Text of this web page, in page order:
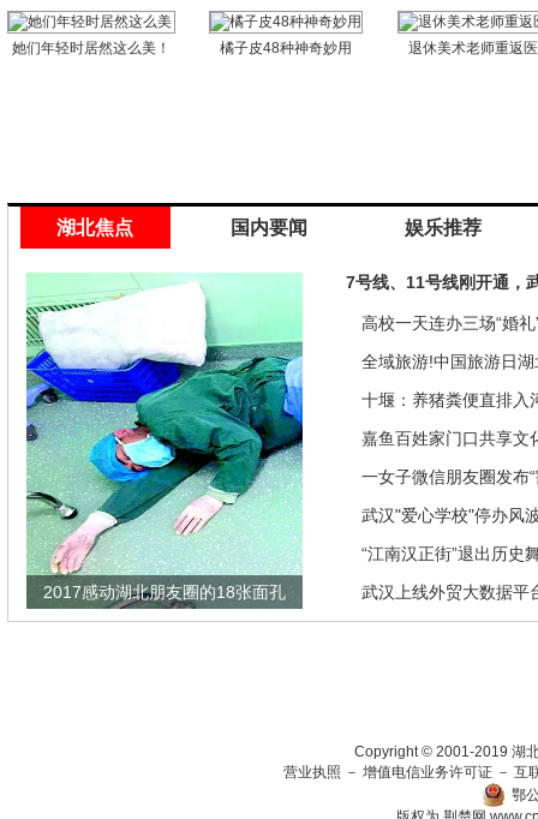
她们年轻时居然这么美！ 橘子皮48种神奇妙用 退休美术老师重返
湖北焦点 国内要闻 娱乐推荐
2017感动湖北朋友圈的18张面孔
7号线、11号线刚开通，
高校一天连办三场“婚
来是因为…
全域旅游!中国旅游日
推优惠政策
十堰：养猪粪便直排入
偿40余万元
嘉鱼百姓家门口共享文
馆讲座家里看
一女子微信朋友圈发布
发现竟是闹剧
武汉"爱心学校"停办风
“江南汉正街”退出历史
武汉上线外贸大数据平
Copyright © 2001-2019 湖
营业执照 － 增值电信业务许可证 － 互
鄂